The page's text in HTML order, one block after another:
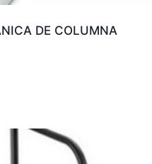
DE COLUMNA